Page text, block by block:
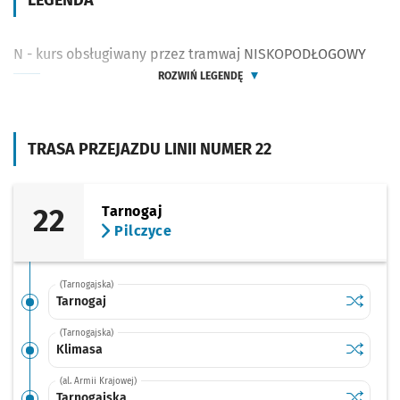
TRASA PRZEJAZDU LINII NUMER 22
22
Tarnogaj
Pilczyce
(Tarnogajska)
Tarnogaj Sprawdź
Tarnogaj
(Tarnogajska)
Klimasa Sprawdź
Klimasa
(al. Armii Krajowej)
Sprawdź
N - kurs obsługiwany przez tramwaj NISKOPODŁOGOWY
ROZWIŃ LEGENDĘ